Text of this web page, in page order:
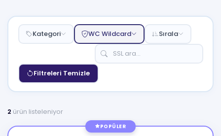
Kategori WC Wildcard Sırala
Filtreleri Temizle
2 ürün listeleniyor
POPÜLER